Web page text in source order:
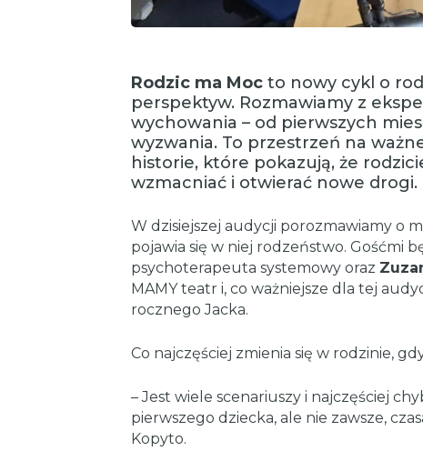
Rodzic ma Mocto nowy cykl o
perspektyw. Rozmawiamy z
wychowania – od pierwszych
wyzwania. To przestrzeń na
historie, które pokazują, że
wzmacniać i otwierać nowe drogi.
W dzisiejszej audycji porozmawiamy o
pojawia się w niej rodzeństwo. Gośćmi
psychoterapeuta systemowy oraz
MAMY teatr i, co ważniejsze dla tej
rocznego Jacka.
Co najczęściej zmienia się w rodzinie,
– Jest wiele scenariuszy i najczęściej
pierwszego dziecka, ale nie zawsze,
Kopyto.